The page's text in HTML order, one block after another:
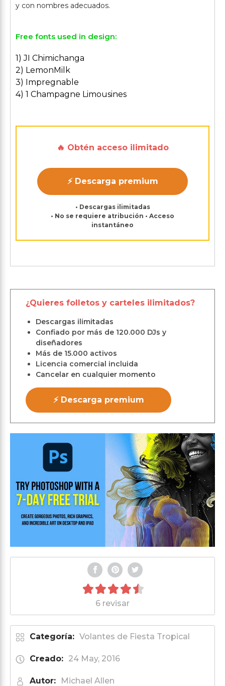
Free fonts used in design:
1) JI Chimichanga
2) LemonMilk
3) Impregnable
4) 1 Champagne Limousines
🔥 Obtén acceso ilimitado
⚡ Descarga premium
• Descargas ilimitadas
• No se requiere atribución • Acceso
instantáneo
¿Quieres folletos y carteles ilimitados?
Descargas ilimitadas
Confiado por más de 120.000 DJs y
diseñadores
Más de 15.000 activos
Licencia comercial incluida
Cancelar en cualquier momento
⚡ Descarga premium
6 revisar
Categoría: Volantes de Fiesta Tropical
Creado: 24 May, 2016
Autor: Michael Allen